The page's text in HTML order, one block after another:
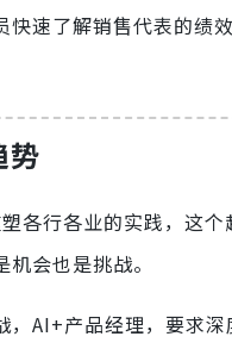
快速了解销售代表的绩
势
各行各业的实践，这个
会也是挑战。
AI+产品经理，要求深